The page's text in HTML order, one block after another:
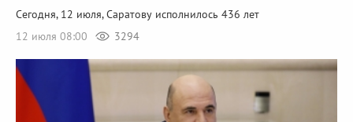
Сегодня, 12 июля, Саратову исполнилось 436 лет
12 июля 08:00
3294